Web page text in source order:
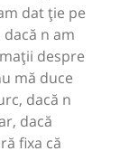
dat ție pe
n am
despre
mă duce
dacă n
dacă
fixa că